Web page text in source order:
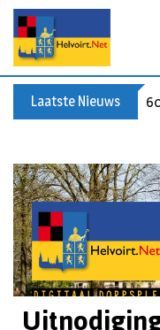
Laatste Nieuws